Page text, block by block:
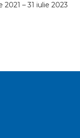
2021 – 31 iulie 2023